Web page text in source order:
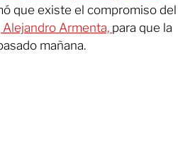
que existe el compromiso del
Armenta, para que la
mañana.